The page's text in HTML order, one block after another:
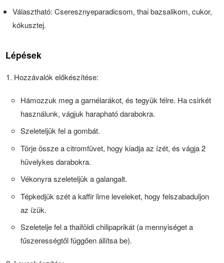
Választható: Cseresznyeparadicsom, thai bazsalikom, cukor,
kókusztej.
Lépések
Hozzávalók előkészítése:
Hámozzuk meg a garnélarákot, és tegyük félre. Ha csirkét
használunk, vágjuk harapható darabokra.
Szeleteljük fel a gombát.
Törje össze a citromfüvet, hogy kiadja az ízét, és vágja 2
hüvelykes darabokra.
Vékonyra szeleteljük a galangalt.
Tépkedjük szét a kaffir lime leveleket, hogy felszabaduljon
az ízük.
Szeletelje fel a thaiföldi chilipaprikát (a mennyiséget a
fűszerességtől függően állítsa be).